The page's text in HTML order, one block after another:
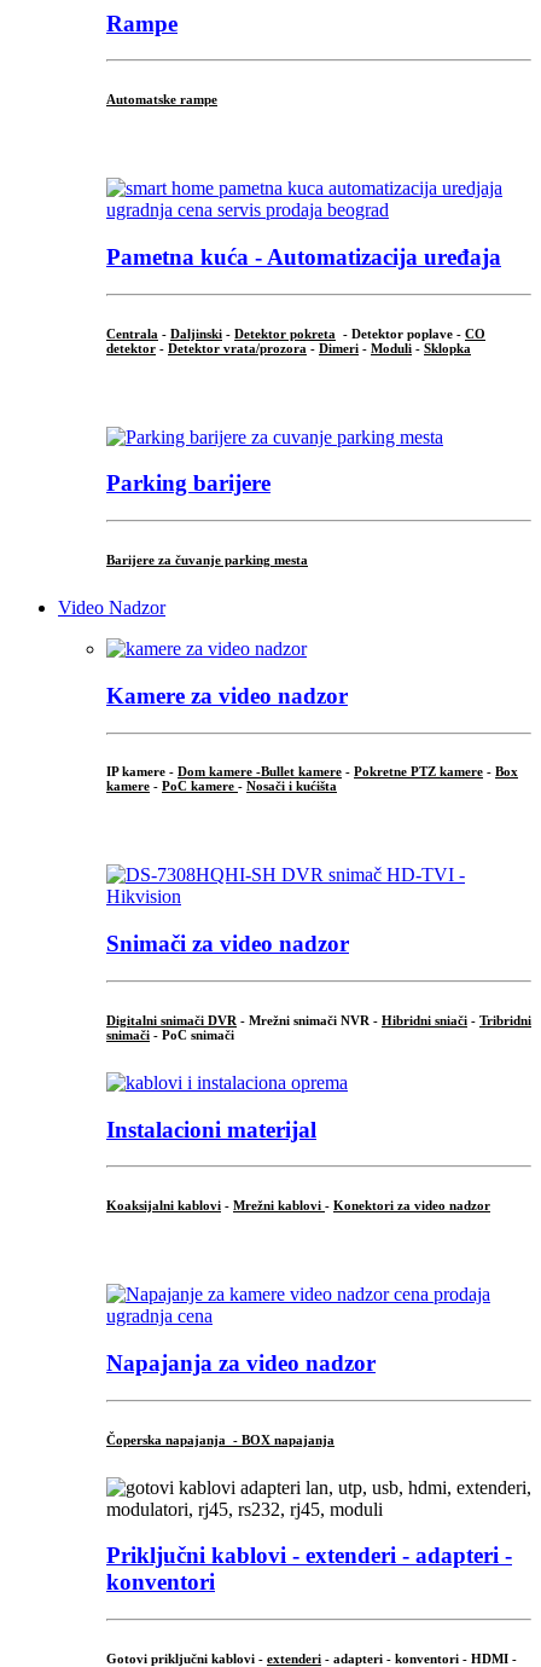
Rampe
Automatske rampe
Pametna kuća - Automatizacija uređaja
Centrala - Daljinski - Detektor pokreta - Detektor poplave - CO
detektor - Detektor vrata/prozora - Dimeri - Moduli - Sklopka
Parking barijere
Barijere za čuvanje parking mesta
Video Nadzor
Kamere za video nadzor
IP kamere - Dom kamere -Bullet kamere - Pokretne PTZ kamere - Box
kamere - PoC kamere - Nosači i kućišta
Snimači za video nadzor
Digitalni snimači DVR - Mrežni snimači NVR - Hibridni sniači - Tribridni
snimači - PoC snimači
Instalacioni materijal
Koaksijalni kablovi - Mrežni kablovi - Konektori za video nadzor
Napajanja za video nadzor
Čoperska napajanja - BOX napajanja
Priključni kablovi - extenderi - adapteri -
konventori
Gotovi priključni kablovi - extenderi - adapteri - konventori - HDMI -